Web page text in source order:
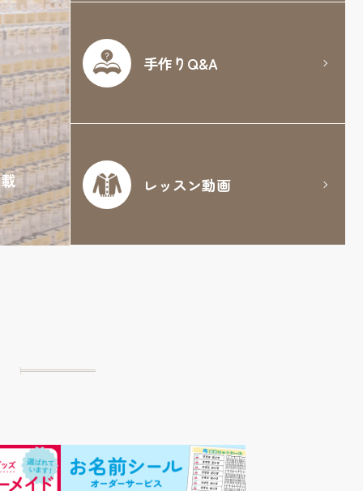
手作りQ&A
レッスン動画